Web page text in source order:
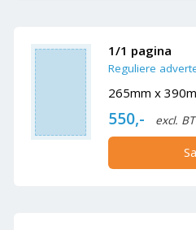
1/1 pagina
Reguliere
265mm x
550,- excl.